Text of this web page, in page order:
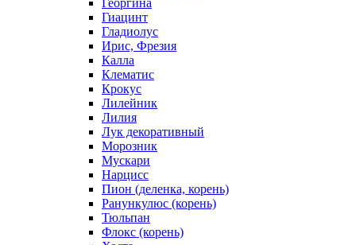
Георгина
Гиацинт
Гладиолус
Ирис, Фрезия
Калла
Клематис
Крокус
Лилейник
Лилия
Лук декоративный
Морозник
Мускари
Нарцисс
Пион (деленка, корень)
Ранункулюс (корень)
Тюльпан
Флокс (корень)